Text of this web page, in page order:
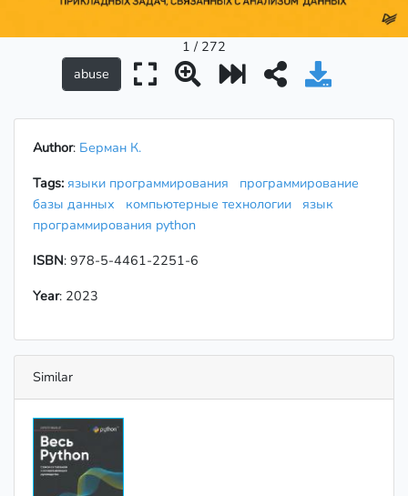
1 / 272
Author: Берман К.
Tags: языки программирования
программирование
базы данных
компьютерные технологии
язык
программирования python
ISBN: 978-5-4461-2251-6
Year: 2023
Similar